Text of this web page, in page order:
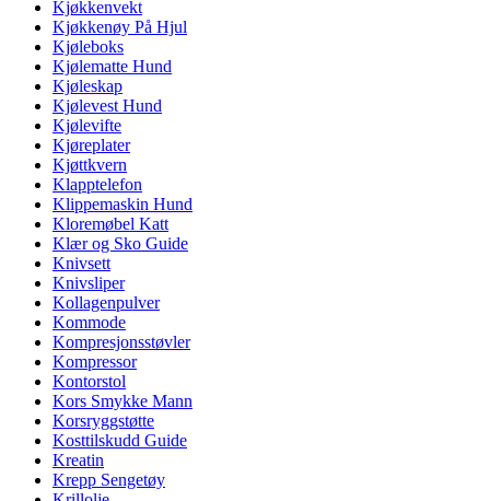
Kjøkkenvekt
Kjøkkenøy På Hjul
Kjøleboks
Kjølematte Hund
Kjøleskap
Kjølevest Hund
Kjølevifte
Kjøreplater
Kjøttkvern
Klapptelefon
Klippemaskin Hund
Kloremøbel Katt
Klær og Sko Guide
Knivsett
Knivsliper
Kollagenpulver
Kommode
Kompresjonsstøvler
Kompressor
Kontorstol
Kors Smykke Mann
Korsryggstøtte
Kosttilskudd Guide
Kreatin
Krepp Sengetøy